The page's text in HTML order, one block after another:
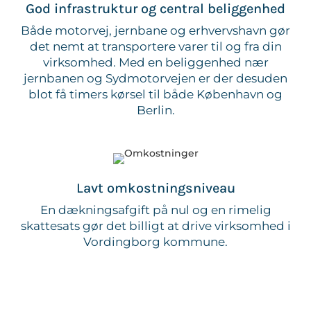
God infrastruktur og central beliggenhed
Både motorvej, jernbane og erhvervshavn gør
det nemt at transportere varer til og fra din
virksomhed. Med en beliggenhed nær
jernbanen og Sydmotorvejen er der desuden
blot få timers kørsel til både København og
Berlin.
Lavt omkostningsniveau
En dækningsafgift på nul og en rimelig
skattesats gør det billigt at drive virksomhed i
Vordingborg kommune.